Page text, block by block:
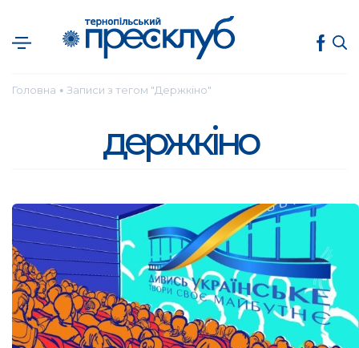
Головна ● Записи з тегом "Держкіно"
держкіно